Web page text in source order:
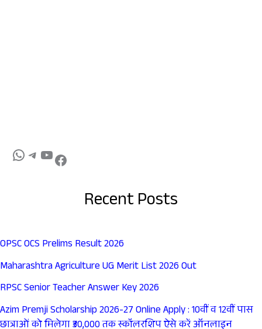
Recent Posts
OPSC OCS Prelims Result 2026
Maharashtra Agriculture UG Merit List 2026 Out
RPSC Senior Teacher Answer Key 2026
Azim Premji Scholarship 2026-27 Online Apply : 10वीं व 12वीं पास